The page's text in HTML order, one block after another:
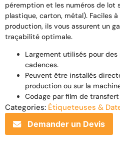
péremption et les numéros de lot
plastique, carton, métal). Faciles
production, ils vous assurent un
traçabilité optimale.
Largement utilisés pour
cadences.
Peuvent être installés
production ou sur la
Codage par film de
Categories: Étiqueteuses &
Demander un Devis